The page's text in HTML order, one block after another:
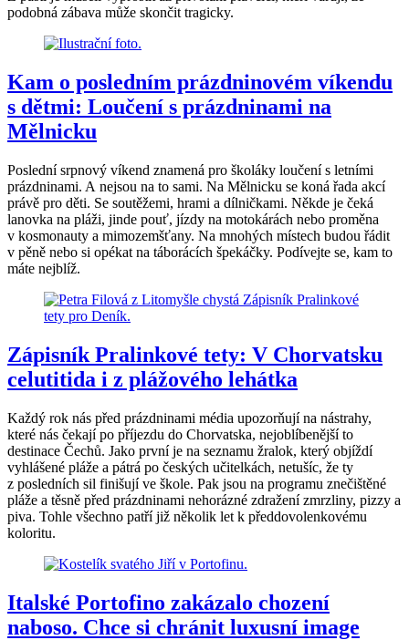
podobná zábava může skončit tragicky.
Kam o posledním prázdninovém víkendu
s dětmi: Loučení s prázdninami na
Mělnicku
Poslední srpnový víkend znamená pro školáky loučení s letními
prázdninami. A nejsou na to sami. Na Mělnicku se koná řada akcí
právě pro děti. Se soutěžemi, hrami a dílničkami. Někde je čeká
lanovka na pláži, jinde pouť, jízdy na motokárách nebo proměna
v kosmonauty a mimozemšťany. Na mnohých místech budou řádit
v pěně nebo si opékat na táborácích špekáčky. Podívejte se, kam to
máte nejblíž.
Zápisník Pralinkové tety: V Chorvatsku
celutitida i z plážového lehátka
Každý rok nás před prázdninami média upozorňují na nástrahy,
které nás čekají po příjezdu do Chorvatska, nejoblíbenější to
destinace Čechů. Jako první je na seznamu žralok, který objíždí
vyhlášené pláže a pátrá po českých učitelkách, netušíc, že ty
z posledních sil finišují ve škole. Pak jsou na programu znečištěné
pláže a těsně před prázdninami nehorázné zdražení zmrzliny, pizzy a
piva. Tohle všechno patří již několik let k předdovolenkovému
koloritu.
Italské Portofino zakázalo chození
naboso. Chce si chránit luxusní image